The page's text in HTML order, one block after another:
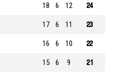
18 6 12 24
17 6 11 23
16 6 10 22
15 6 9 21